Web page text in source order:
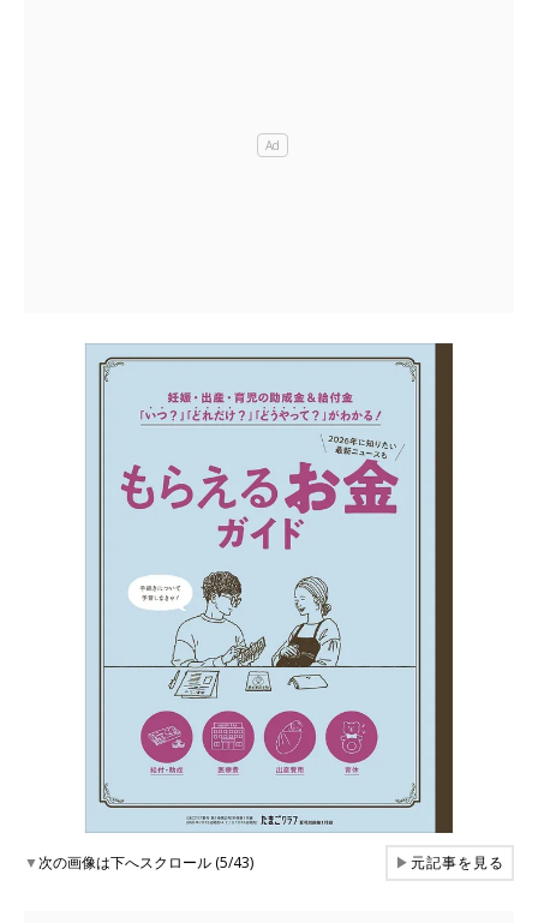
▼次の画像は下へスクロール (5/43) ▶元記事を見る